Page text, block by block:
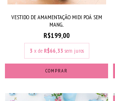
VESTIDO DE AMAMENTAÇÃO MIDI POÁ SEM
MANG...
R$199,00
3 x de R$66,33 sem juros
COMPRAR